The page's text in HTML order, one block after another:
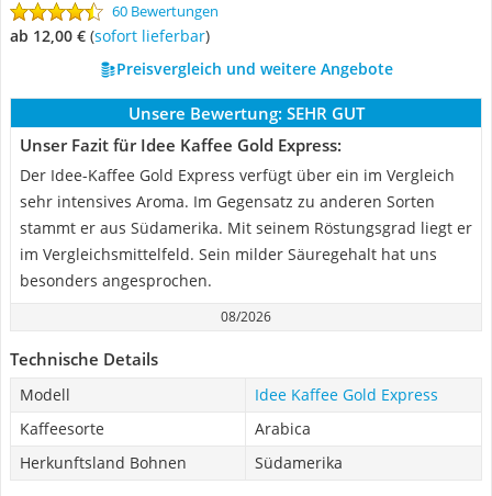
60 Bewertungen
ab 12,00 € ( Sofort lieferbar)
Preisvergleich und weitere Angebote
Unsere Bewertung: SEHR GUT
Unser Fazit für Idee Kaffee Gold Express:
Der Idee-Kaffee Gold Express verfügt über ein im Vergleich
sehr intensives Aroma. Im Gegensatz zu anderen Sorten
stammt er aus Südamerika. Mit seinem Röstungsgrad liegt er
im Vergleichsmittelfeld. Sein milder Säuregehalt hat uns
besonders angesprochen.
08/2026
Technische Details
Modell
Idee Kaffee Gold Express
Kaffeesorte
Arabica
Herkunftsland Bohnen
Südamerika